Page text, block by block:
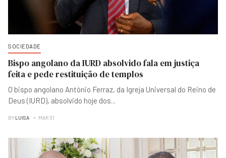
SOCIEDADE
Bispo angolano da IURD absolvido fala em justiça
feita e pede restituição de templos
O bispo angolano António Ferraz, da Igreja Universal do Reino de
Deus (IURD), absolvido hoje dos...
BY LUISA MAR 31